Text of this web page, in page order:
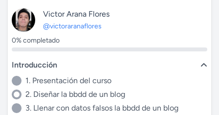
Victor Arana Flores
@victoraranaflores
0% completado
Introducción
1. Presentación del curso
2. Diseñar la bbdd de un blog
3. Llenar con datos falsos la bbdd de un blog